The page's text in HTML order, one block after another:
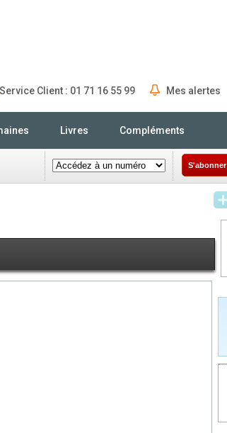
Service Client : 01 71 16 55 99 Mes alertes
Livres Compléments
S'abonner